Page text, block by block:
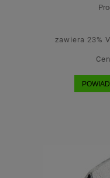
zawiera 23%